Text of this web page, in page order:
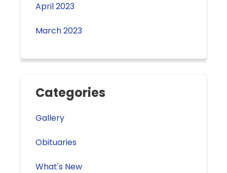
April 2023
March 2023
Categories
Gallery
Obituaries
What's New